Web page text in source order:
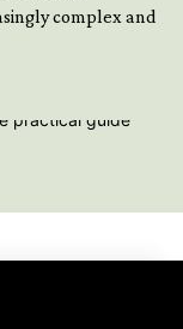
complex and